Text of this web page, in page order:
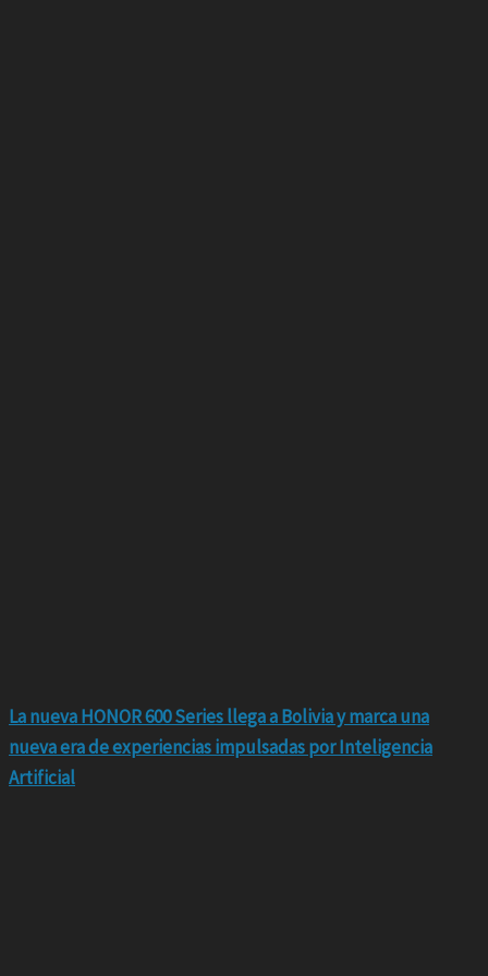
La nueva HONOR 600 Series llega a Bolivia y marca una
nueva era de experiencias impulsadas por Inteligencia
Artificial